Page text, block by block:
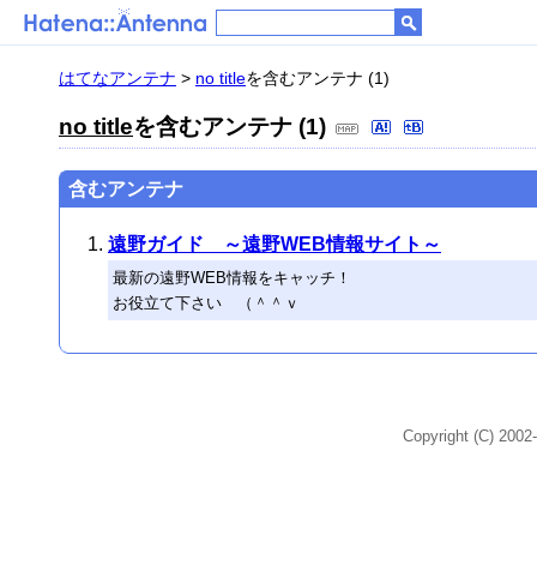
はてなアンテナ > no titleを含むアンテナ (1)
no titleを含むアンテナ (1)
含むアンテナ
遠野ガイド ～遠野WEB情報サイト～
最新の遠野WEB情報をキャッチ！
お役立て下さい （＾＾ｖ
Copyright (C)